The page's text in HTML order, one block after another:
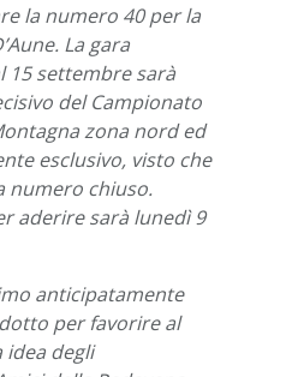
la numero 40 per la
La gara
15 settembre sarà
del Campionato
zona nord ed
esclusivo, visto che
numero chiuso.
aderire sarà lunedì 9
anticipatamente
per favorire al
idea degli